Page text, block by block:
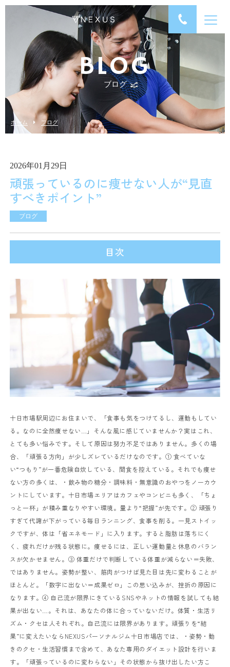
BLOG
ブログ
ホーム ブログ
2026年01月29日
頑張っているのに痩せない人が“見直
すべきポイント”
ブログ
目次
十日市場駅周辺にお住まいで、
「食事も気をつけてるし、運動もしてい
る。なのに全然痩せない…」
そんな風に感じていませんか？実はこれ、
とても多い悩みです。 そして原因は努力不足ではありません。 多くの場
合、「頑張る方向」が少しズレているだけなのです。 ① 食べていな
い“つもり”が一番危険自炊している、間食を控えている。 それでも痩せ
ない方の多くは、
・飲み物の糖分 ・調味料 ・無意識のおやつをノーカウ
ントにしています。 十日市場エリアはカフェやコンビニも多く、「ちょ
っと一杯」が積み重なりやすい環境。 量より“把握”が先です。 ② 頑張り
すぎて代謝が下がっている毎日ランニング、食事を削る。 一見ストイッ
クですが、体は「省エネモード」に入ります。 すると脂肪は落ちにく
く、疲れだけが残る状態に。 痩せるには、正しい運動量と休息のバラン
スが欠かせません。 ③ 体重だけで判断している体重が減らない＝失敗、
ではありません。 姿勢が整い、筋肉がつけば見た目は先に変わることが
ほとんど。
「数字に出ない＝成果ゼロ」
この思い込みが、挫折の原因に
なります。④ 自己流が限界にきている SNSやネットの情報を試しても結
果が出ない…。 それは、あなたの体に合っていないだけ。 体質・生活リ
ズム・クセは人それぞれ。 自己流には限界があります。 頑張りを“結
果”に変えたいなら NEXUSパーソナルジム十日市場店では、 ・姿勢 ・動
きのクセ ・生活習慣まで含めて、あなた専用のダイエット設計を行いま
す。
「頑張っているのに変わらない」 その状態から抜け出したい方こ